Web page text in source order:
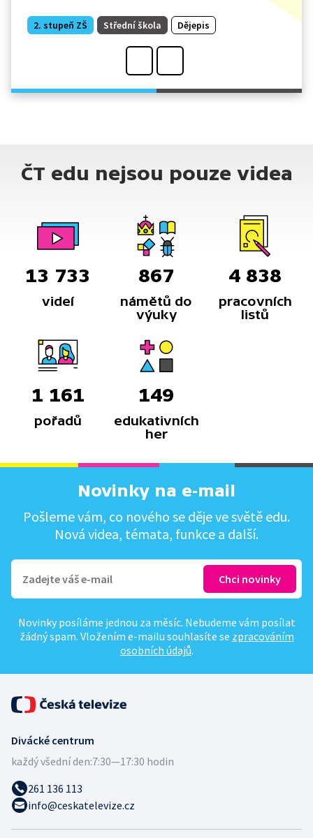
2. stupeň ZŠ Střední škola Dějepis
ČT edu nejsou pouze videa
13 733
videí
867
námětů do
výuky
4 838
pracovních
listů
1 161
pořadů
149
edukativních
her
Novinky na e-mail
Pošleme vám, co nového se děje ve světě edu.
Nová videa, témata, funkce a další.
Novinky posíláme jednou za měsíc. Nebudeme vám posílat
žádný spam. Vložením e-mailu souhlasíte se zpracováním
osobních údajů.